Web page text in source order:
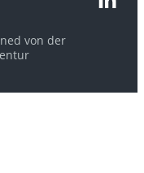
von der